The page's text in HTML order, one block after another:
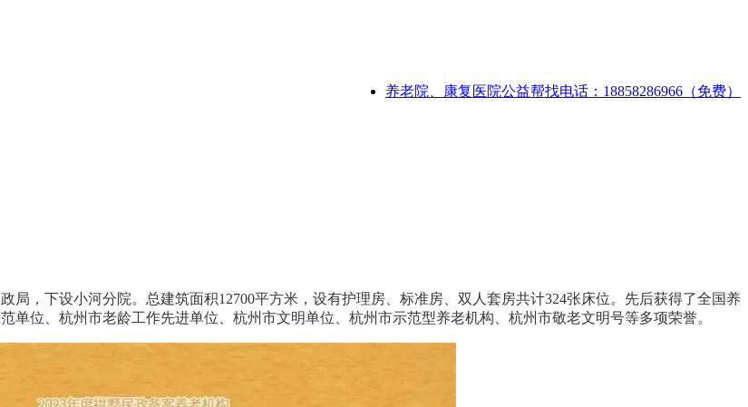
养老院、康复医院公益帮找电话：18858286966（免费）
，下设小河分院。总建筑面积12700平方米，设有护理房、标准房、双人套房共计324张床位。先后获得了全国养
位、杭州市老龄工作先进单位、杭州市文明单位、杭州市示范型养老机构、杭州市敬老文明号等多项荣誉。